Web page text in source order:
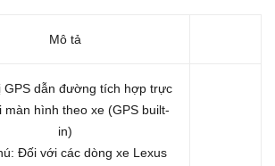
Mô tả
GPS dẫn đường tích hợp trực
màn hình theo xe (GPS built-
in)
Đối với các dòng xe Lexus